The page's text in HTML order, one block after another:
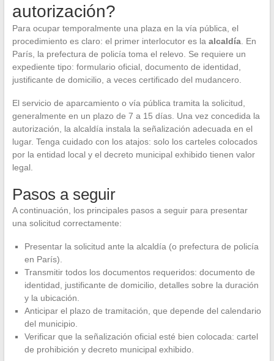
autorización?
Para ocupar temporalmente una plaza en la vía pública, el
procedimiento es claro: el primer interlocutor es la alcaldía. En
París, la prefectura de policía toma el relevo. Se requiere un
expediente tipo: formulario oficial, documento de identidad,
justificante de domicilio, a veces certificado del mudancero.
El servicio de aparcamiento o vía pública tramita la solicitud,
generalmente en un plazo de 7 a 15 días. Una vez concedida la
autorización, la alcaldía instala la señalización adecuada en el
lugar. Tenga cuidado con los atajos: solo los carteles colocados
por la entidad local y el decreto municipal exhibido tienen valor
legal.
Pasos a seguir
A continuación, los principales pasos a seguir para presentar
una solicitud correctamente:
Presentar la solicitud ante la alcaldía (o prefectura de policía
en París).
Transmitir todos los documentos requeridos: documento de
identidad, justificante de domicilio, detalles sobre la duración
y la ubicación.
Anticipar el plazo de tramitación, que depende del calendario
del municipio.
Verificar que la señalización oficial esté bien colocada: cartel
de prohibición y decreto municipal exhibido.